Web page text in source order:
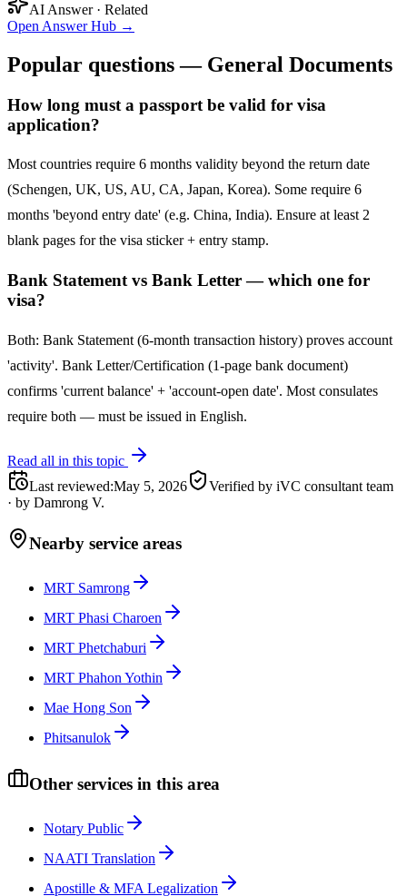
AI Answer · Related
Open Answer Hub →
Popular questions — General Documents
How long must a passport be valid for visa
application?
Most countries require 6 months validity beyond the return date
(Schengen, UK, US, AU, CA, Japan, Korea). Some require 6
months 'beyond entry date' (e.g. China, India). Ensure at least 2
blank pages for the visa sticker + entry stamp.
Bank Statement vs Bank Letter — which one for
visa?
Both: Bank Statement (6-month transaction history) proves account
'activity'. Bank Letter/Certification (1-page bank document)
confirms 'current balance' + 'account-open date'. Most consulates
require both — must be issued in English.
Read all in this topic
Last reviewed:May 5, 2026
Verified by iVC consultant team
· by Damrong V.
Nearby service areas
MRT Samrong
MRT Phasi Charoen
MRT Phetchaburi
MRT Phahon Yothin
Mae Hong Son
Phitsanulok
Other services in this area
Notary Public
NAATI Translation
Apostille & MFA Legalization